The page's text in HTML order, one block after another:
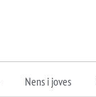
Nens i joves